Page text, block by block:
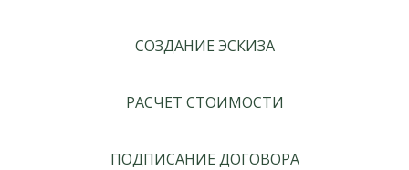
СОЗДАНИЕ ЭСКИЗА
РАСЧЕТ СТОИМОСТИ
ПОДПИСАНИЕ ДОГОВОРА